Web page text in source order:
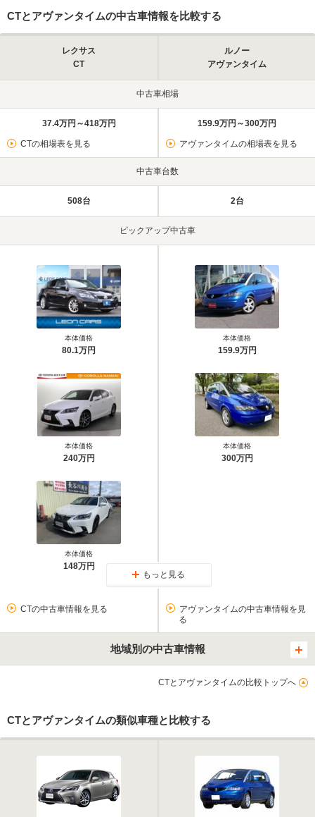
CTとアヴァンタイムの中古車情報を比較する
レクサス
CT
ルノー
アヴァンタイム
中古車相場
37.4万円～418万円
CTの相場表を見る
159.9万円～300万円
アヴァンタイムの相場表を見る
中古車台数
508台 2台
ピックアップ中古車
本体価格
80.1万円
本体価格
240万円
本体価格
148万円
本体価格
159.9万円
本体価格
300万円
もっと見る
CTの中古車情報を見る
アヴァンタイムの中古車情報を見
る
地域別の中古車情報
CTとアヴァンタイムの比較トップへ
CTとアヴァンタイムの類似車種と比較する